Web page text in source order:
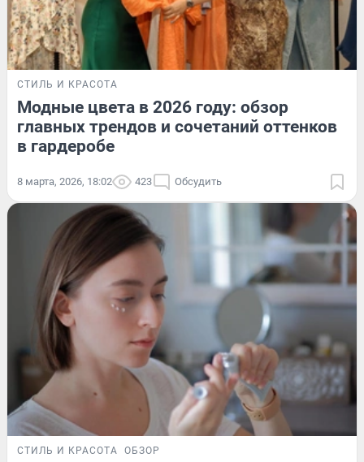
СТИЛЬ И КРАСОТА
Модные цвета в 2026 году: обзор
главных трендов и сочетаний оттенков
в гардеробе
8 марта, 2026, 18:02 423 Обсудить
СТИЛЬ И КРАСОТА ОБЗОР